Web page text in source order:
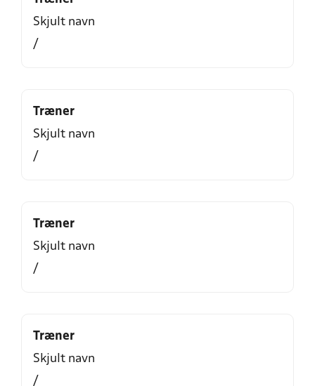
Skjult navn
/
Træner
Skjult navn
/
Træner
Skjult navn
/
Træner
Skjult navn
/